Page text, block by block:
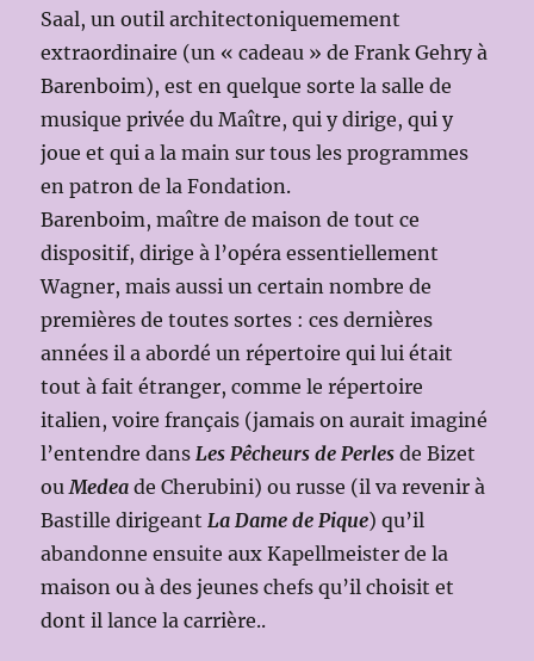
Saal, un outil architectoniquemement
extraordinaire (un « cadeau » de Frank Gehry à
Barenboim), est en quelque sorte la salle de
musique privée du Maître, qui y dirige, qui y
joue et qui a la main sur tous les programmes
en patron de la Fondation.
Barenboim, maître de maison de tout ce
dispositif, dirige à l’opéra essentiellement
Wagner, mais aussi un certain nombre de
premières de toutes sortes : ces dernières
années il a abordé un répertoire qui lui était
tout à fait étranger, comme le répertoire
italien, voire français (jamais on aurait imaginé
l’entendre dansLes Pêcheurs de Perles de Bizet
ouMedea de Cherubini) ou russe (il va revenir à
Bastille dirigeantLa Dame de Pique) qu’il
abandonne ensuite aux Kapellmeister de la
maison ou à des jeunes chefs qu’il choisit et
dont il lance la carrière..